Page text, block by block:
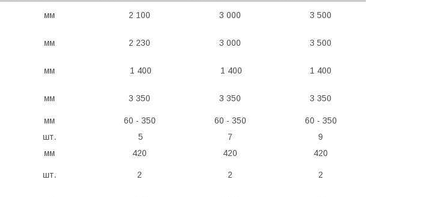
мм 2 100 3 000 3 500
мм 2 230 3 000 3 500
мм 1 400 1 400 1 400
мм 3 350 3 350 3 350
мм 60 - 350 60 - 350
60 - 350
шт. 5 7
9
мм 420 420
420
шт. 2 2 2